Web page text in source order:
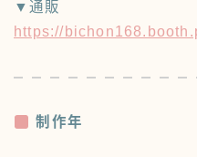
▼通販
https://
制作年